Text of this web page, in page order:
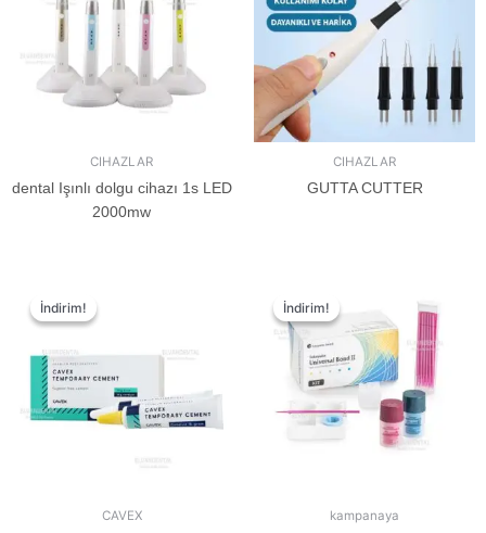
CIHAZLAR
dental Işınlı dolgu cihazı 1s LED
2000mw
CIHAZLAR
GUTTA CUTTER
İndirim!
İndirim!
CAVEX
İndirim!
İndirim!
kampanaya